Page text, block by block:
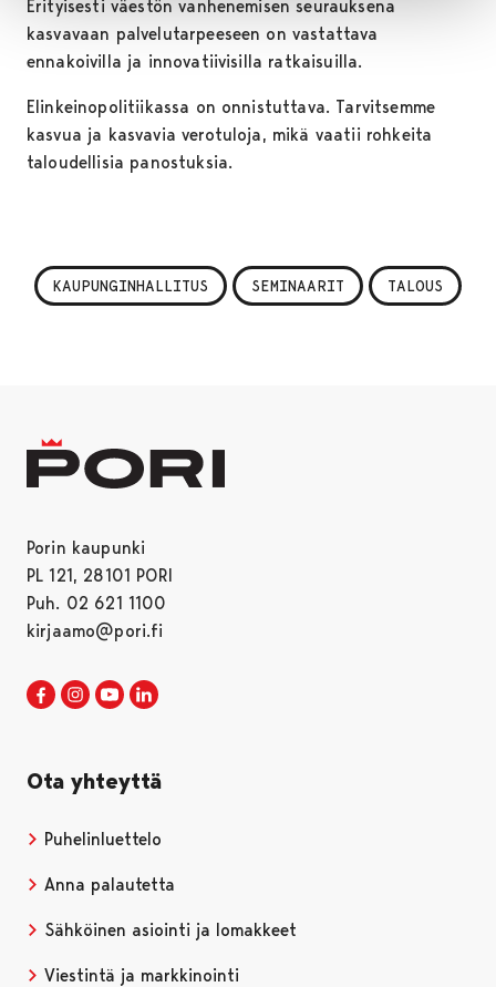
Erityisesti väestön vanhenemisen seurauksena
kasvavaan palvelutarpeeseen on vastattava
ennakoivilla ja innovatiivisilla ratkaisuilla.
Elinkeinopolitiikassa on onnistuttava. Tarvitsemme
kasvua ja kasvavia verotuloja, mikä vaatii rohkeita
taloudellisia panostuksia.
KAUPUNGINHALLITUS SEMINAARIT TALOUS
Porin kaupunki
PL 121, 28101 PORI
Puh. 02 621 1100
kirjaamo@pori.fi
Porin kaupunki Facebookissa
Avautuu uudessa välilehdessä
Porin kaupunki Instagramissa
Avautuu uudessa välilehdessä
Porin kaupunki Youtubessa
Avautuu uudessa välilehdessä
Ota yhteyttä
Puhelinluettelo
Anna palautetta
Sähköinen asiointi ja lomakkeet
Viestintä ja markkinointi